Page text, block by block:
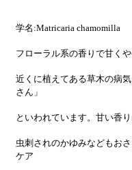
学名:Matricaria chamomilla
フローラル系の香りで甘くや
近くに植えてある草木の病
さん」
といわれています。甘い香
虫刺されのかゆみなどもお
ケア